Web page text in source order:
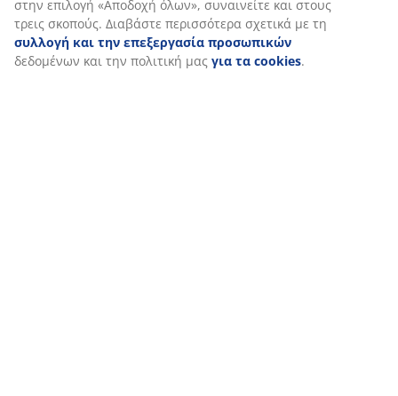
Όταν αποδέχεστε τα διαφημιστικά cookies, θα μοιραστούμε τα
δεδομένα περιήγησής σας με συνεργάτες μάρκετινγκ (π.χ.
Google, Meta και TikTok) για εξατομικευμένες και στατικές